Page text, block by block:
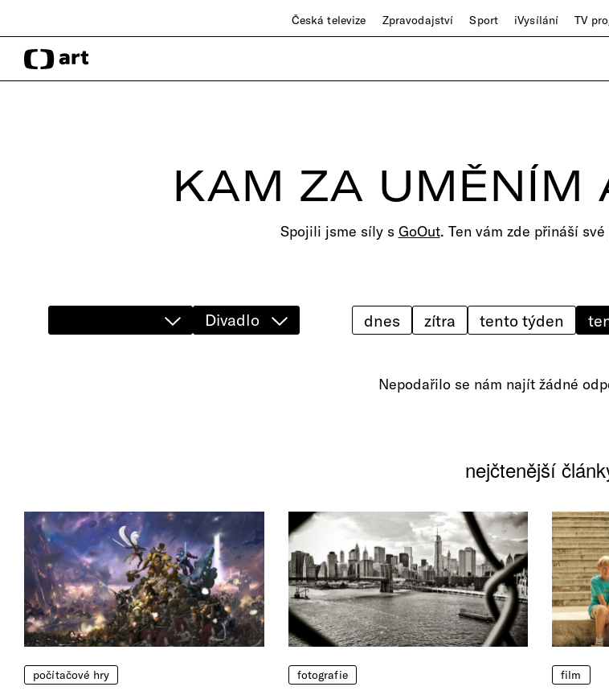
Česká televize Zpravodajství Sport iVysílání TV
KAM ZA UMĚNÍM
Spojili jsme síly s GoOut. Ten vám zde přináší
Divadlo dnes zítra tento týden
Nepodařilo se nám najít žádné
nejčtenější
počítačové hry fotografie film